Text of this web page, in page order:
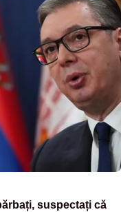
suspectați că